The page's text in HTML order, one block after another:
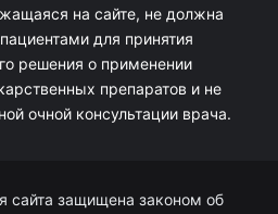
на сайте, не должна
для принятия
решения о применении
препаратов и не
очной консультации врача.
сайта защищена законом об